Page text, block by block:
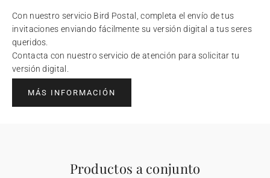
Con nuestro servicio Bird Postal, completa el envío de tus
invitaciones enviando fácilmente su versión digital a tus seres
queridos.
Contacta con nuestro servicio de atención para solicitar tu
versión digital.
MÁS INFORMACIÓN
Productos a conjunto